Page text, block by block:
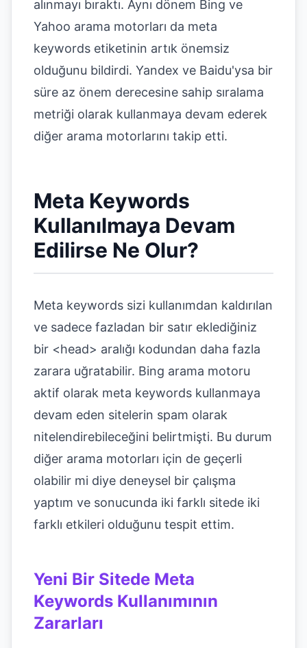
alınmayı bıraktı. Aynı dönem Bing ve
Yahoo arama motorları da meta
keywords etiketinin artık önemsiz
olduğunu bildirdi. Yandex ve Baidu'ysa bir
süre az önem derecesine sahip sıralama
metriği olarak kullanmaya devam ederek
diğer arama motorlarını takip etti.
Meta Keywords
Kullanılmaya Devam
Edilirse Ne Olur?
Meta keywords sizi kullanımdan kaldırılan
ve sadece fazladan bir satır eklediğiniz
bir <head> aralığı kodundan daha fazla
zarara uğratabilir. Bing arama motoru
aktif olarak meta keywords kullanmaya
devam eden sitelerin spam olarak
nitelendirebileceğini belirtmişti. Bu durum
diğer arama motorları için de geçerli
olabilir mi diye deneysel bir çalışma
yaptım ve sonucunda iki farklı sitede iki
farklı etkileri olduğunu tespit ettim.
Yeni Bir Sitede Meta
Keywords Kullanımının
Zararları